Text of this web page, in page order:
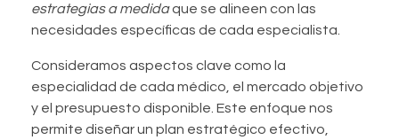
estrategias a medidaque se alineen con las
necesidades específicas de cada especialista.
Consideramos aspectos clave como la
especialidad de cada médico, el mercado objetivo
y el presupuesto disponible. Este enfoque nos
permite diseñar un plan estratégico efectivo,